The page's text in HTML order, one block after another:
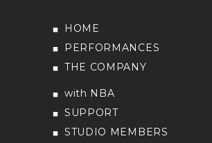
HOME
PERFORMANCES
THE COMPANY
with NBA
SUPPORT
STUDIO MEMBERS